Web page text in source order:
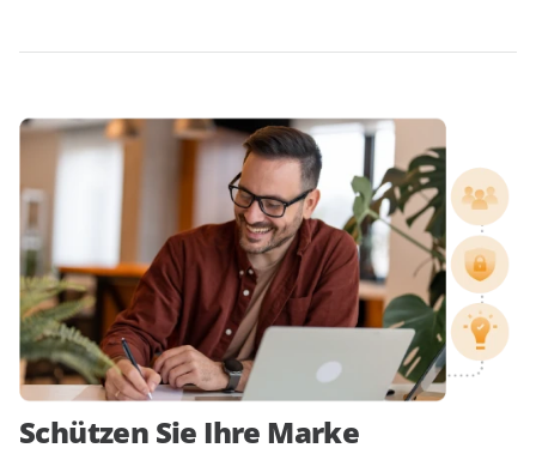
Schützen Sie Ihre Marke